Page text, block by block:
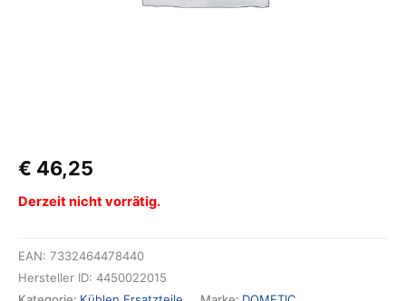
€ 46,25
Derzeit nicht vorrätig.
EAN: 7332464478440
Hersteller ID: 4450022015